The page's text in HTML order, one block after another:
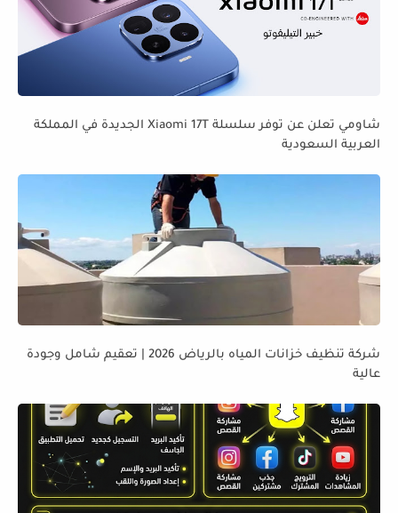
شاومي تعلن عن توفر سلسلة Xiaomi 17T الجديدة في المملكة
العربية السعودية
شركة تنظيف خزانات المياه بالرياض 2026 | تعقيم شامل وجودة
عالية